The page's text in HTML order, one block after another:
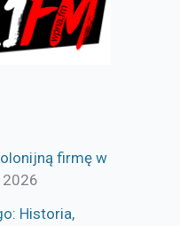
firmę w
2026
Historia,